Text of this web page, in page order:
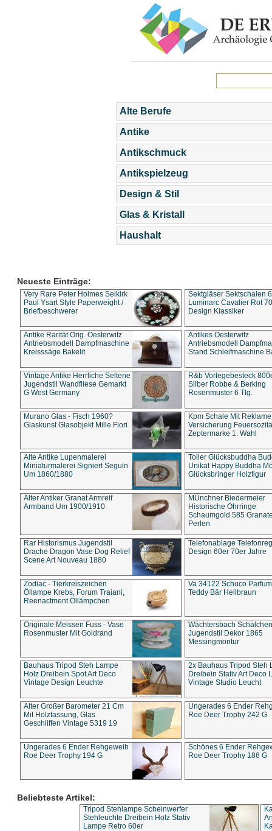
Alte Berufe
Antike
Antikschmuck
Antikspielzeug
Design & Stil
Glas & Kristall
Haushalt
Neueste Einträge:
Very Rare Peter Holmes Selkirk
Paul Ysart Style Paperweight /
Briefbeschwerer
Sektgläser Sektschalen
Luminarc Cavalier Rot
Design Klassiker
Antike Rarität Orig. Oesterwitz
Antriebsmodell Dampfmaschine
Kreisssäge Bakelit
Antikes Oesterwitz
Antriebsmodell
Stand Schleifmaschine
Vintage Antike Herrliche Seltene
Jugendstil Wandfliese Gemarkt
G West Germany
R&b Vorlegebesteck
Silber Robbe & Berking
Rosenmuster 6 Tlg.
Murano Glas - Fisch 1960?
Glaskunst Glasobjekt Mille Fiori
Kpm Schale Mit Reklame
Versicherung
Zeptermarke 1. Wahl
Alte Antike Lupenmalerei
Miniaturmalerei Signiert Seguin
Um 1860/1880
Toller Glücksbuddha
Unikat Happy Buddha
Glücksbringer Holzfigur
Alter Antiker Granat Armreif
Armband Um 1900/1910
MÜnchner Biedermeier
Historische Ohrringe
Schaumgold 585
Perlen
Rar Historismus Jugendstil
Drache Dragon Vase Dog Relief
Scene Art Nouveau 1880
Telefonablage
Design 60er 70er Jahre
Zodiac - Tierkreiszeichen
Öllampe Krebs, Forum Traiani,
Reenactment Öllämpchen
Va 34122 Schuco
Teddy Bär Hellbraun
Originale Meissen Fuss - Vase
Rosenmuster Mit Goldrand
Wächtersbach Schälchen
Jugendstil Dekor 1865
Messingmontur
Bauhaus Tripod Steh Lampe
Holz Dreibein Spot Art Deco
Vintage Design Leuchte
2x Bauhaus Tripod Steh
Dreibein Stativ Art Deco
Vintage Studio Leucht
Alter Großer Barometer 21 Cm
Mit Holzfassung, Glas
Geschliffen Vintage 5319 19
Ungerades 6 Ender
Roe Deer Trophy 242 G
Ungerades 6 Ender Rehgeweih
Roe Deer Trophy 194 G
Schönes 6 Ender
Roe Deer Trophy 186 G
Beliebteste Artikel:
Tripod Stehlampe Scheinwerfer
Stehleuchte Dreibein Holz Stativ
Lampe Retro 60er